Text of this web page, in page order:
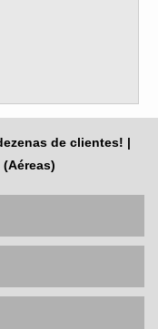
de clientes! |